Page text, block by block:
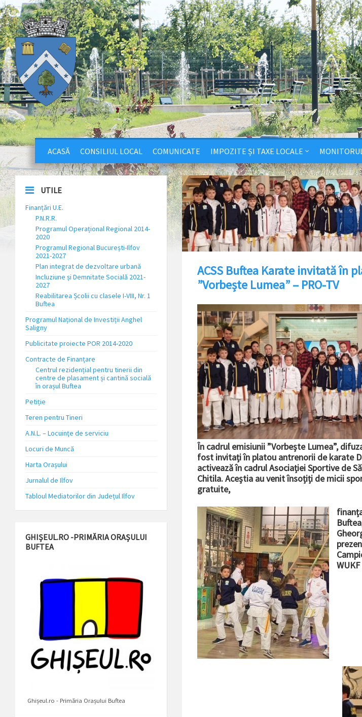
ACASĂ CONSILIUL LOCAL COMUNICATE IMPOZITE ȘI TAXE LOCALE
ACSS Buftea Karate invitată în
”Vorbește Lumea” – PRO-TV
În cadrul emisiunii ”Vorbește Lumea”,
fost invitați în platou antrenorii de karate
activează în cadrul Asociației Sportive de
Chitila. Aceștia au venit însoțiți de micii
gratuite,
UTILE
Finanțări U.E.
P.N.R.R.
Programul Operațional Regional 2014-
2020
Programul Regional București-Ilfov
2021-2027
Plan integrat de dezvoltare urbană
Incluziune și Demnitate Socială 2021-
2027
Reabilitarea Școlii cu clasele I-VIII, Nr. 1
Buftea
Programul Național de Investiții Anghel
Saligny
Publicitate proiecte POR 2014-2020
Contracte de Finanțare
Centrul rezidențial pentru tinerii din
centre de plasament și cantină socială
în orașul Buftea
Petiție
Teren pentru Tineri
A.N.L. – Locuinţe de serviciu
Locuri de Muncă
Harta Orașului
Jurnalul de Ilfov
Tabloul Mediatorilor din Județul Ilfov
GHIȘEUL.RO -PRIMĂRIA ORAȘULUI
BUFTEA
Ghișeul.ro - Primăria Orașului Buftea